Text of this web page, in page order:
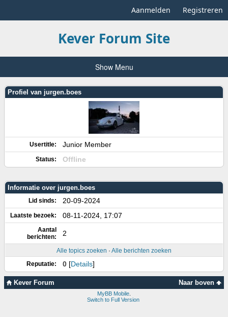
Aanmelden Registreren
Kever Forum Site
Show Menu
Profiel van jurgen.boes
Usertitle: Junior Member
Status: Offline
Informatie over jurgen.boes
Lid sinds: 20-09-2024
Laatste bezoek: 08-11-2024, 17:07
Aantal
berichten:
2
Alle topics zoeken · Alle berichten zoeken
Reputatie:
0 [Details]
Naar boven
Kever Forum
MyBB Mobile
Switch to Full Version